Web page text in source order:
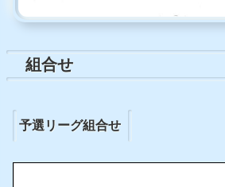
組合せ
予選リーグ組合せ